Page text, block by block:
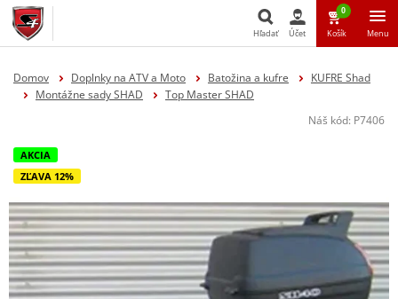
Hľadať
Hľadať Účet
0
Košík Menu
Domov Doplnky na ATV a Moto Batožina a kufre
KUFRE Shad
Montážne sady SHAD
Top Master SHAD
Náš kód: P7406
AKCIA
ZĽAVA 12%